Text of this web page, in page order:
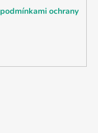
podmínkami ochrany